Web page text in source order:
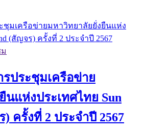
ประชุมเครือข่าย
แห่งประเทศไทย Sun
ครั้งที่ 2 ประจำปี 2567